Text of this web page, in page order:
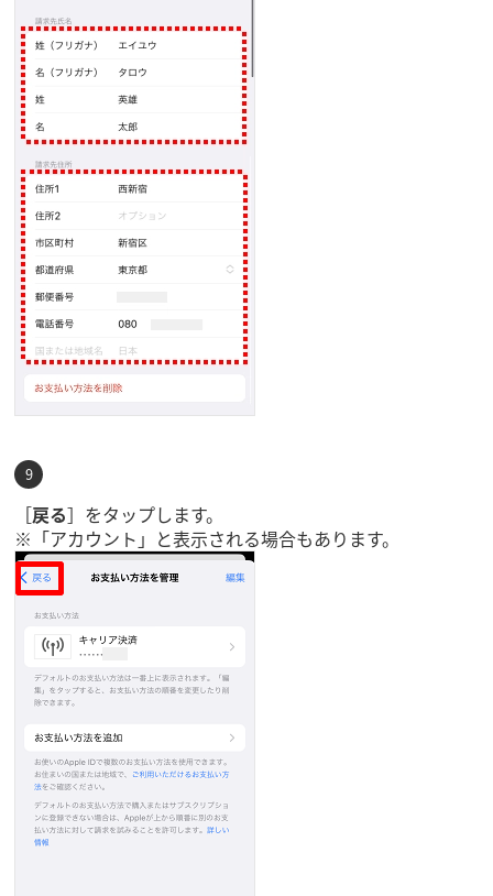
［戻る］をタップします。
※「アカウント」と表示される場合もあります。